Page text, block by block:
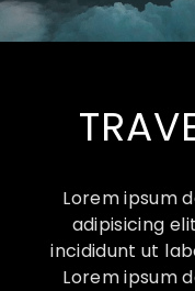
Lorem ipsum
adipisicing
incididunt ut
Lorem ipsum